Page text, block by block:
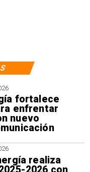
fortalece
enfrentar
nuevo
realiza
2026 con